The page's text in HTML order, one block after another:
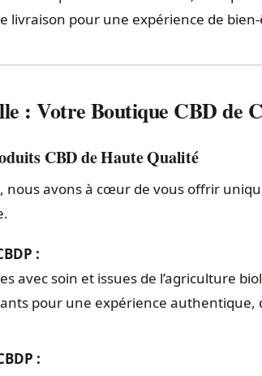
livraison pour une expérience de
: Votre Boutique CBD de
CBD de Haute Qualité
nous avons à cœur de vous offrir
:
avec soin et issues de l’agriculture
pour une expérience authentique,
: